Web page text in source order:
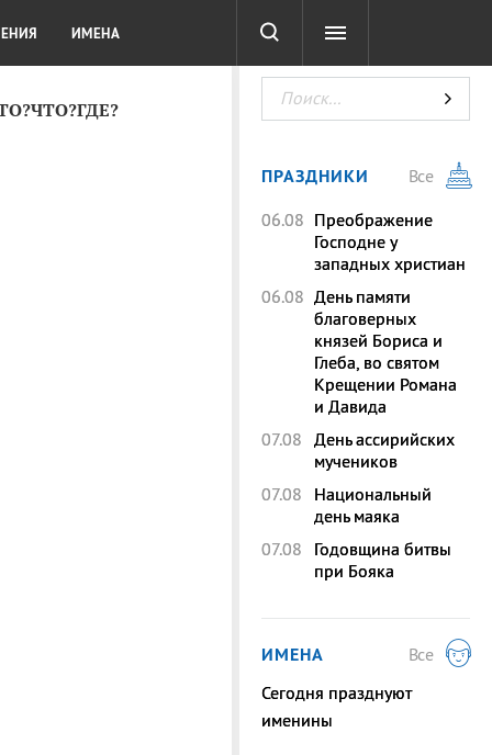
ТЕСТЫ
ИМЕНА
ПРАЗДНИКИ
Все
06.08 Преображение
Господне у
западных христиан
06.08 День памяти
благоверных
князей Бориса и
Глеба, во святом
Крещении Романа
и Давида
07.08 День ассирийских
мучеников
07.08
Национальный
день маяка
07.08
Годовщина битвы
при Бояка
ИМЕНА
Все
Сегодня празднуют
именины